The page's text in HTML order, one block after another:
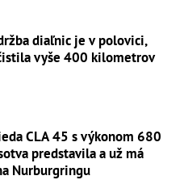
diaľnic je v polovici,
vyše 400 kilometrov
CLA 45 s výkonom 680
predstavila a už má
Nurburgringu